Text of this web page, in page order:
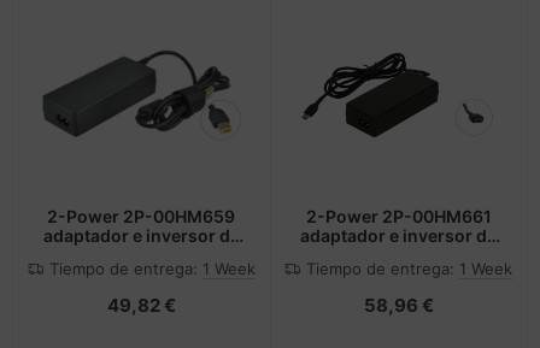
2-Power 2P-00HM659
adaptador e inversor de
Tiempo de entrega: 1 Week
49,82 €
2-Power 2P-00HM661
adaptador e inversor de
Tiempo de entrega: 1 Week
58,96 €